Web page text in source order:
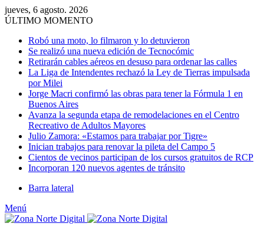
jueves, 6 agosto. 2026
ÚLTIMO MOMENTO
Robó una moto, lo filmaron y lo detuvieron
Se realizó una nueva edición de Tecnocómic
Retirarán cables aéreos en desuso para ordenar las calles
La Liga de Intendentes rechazó la Ley de Tierras impulsada
por Milei
Jorge Macri confirmó las obras para tener la Fórmula 1 en
Buenos Aires
Avanza la segunda etapa de remodelaciones en el Centro
Recreativo de Adultos Mayores
Julio Zamora: «Estamos para trabajar por Tigre»
Inician trabajos para renovar la pileta del Campo 5
Cientos de vecinos participan de los cursos gratuitos de RCP
Incorporan 120 nuevos agentes de tránsito
Barra lateral
Menú